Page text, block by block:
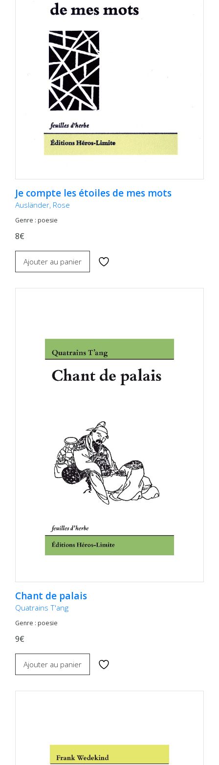
Je compte les étoiles de mes mots
Ausländer, Rose
Genre : poesie
8€
Ajouter au panier
Chant de palais
Quatrains T'ang
Genre : poesie
9€
Ajouter au panier